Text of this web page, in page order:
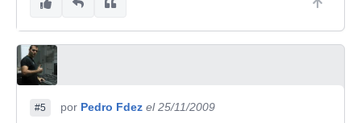
#5 por Pedro Fdez el 25/11/2009